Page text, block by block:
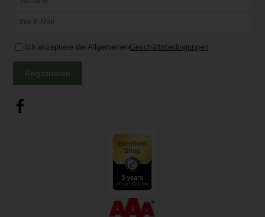
Ich akzeptiere die AllgemeinenGeschäftsbedingungen
Registrieren